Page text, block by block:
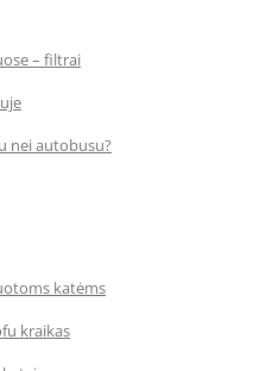
– filtrai
nei autobusu?
katėms
kraikas